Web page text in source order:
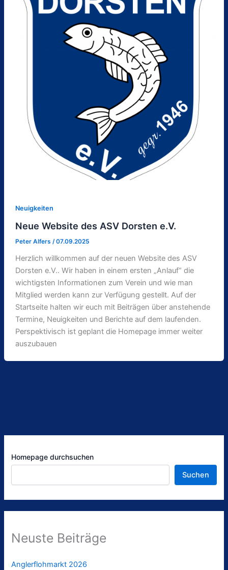
Neuigkeiten
Neue Website des ASV Dorsten e.V.
Peter Alfers /07.09.2025
Herzlich willkommen auf der neuen Website des ASV
Dorsten e.V.. Wir haben in einem ersten „Anlauf“ die
wichtigsten Informationen zum Verein und wie man
Mitglied werden kann zur Verfügung gestellt. Auf der
Startseite halten wir euch mit Beiträgen über anstehende
Termine, Neuigkeiten und Berichte auf dem laufenden.
Perspektivisch ist geplant die Homepage immer weiter
auszubauen
Homepage durchsuchen
Suchen
Neuste Beiträge
Anglerflohmarkt 2026